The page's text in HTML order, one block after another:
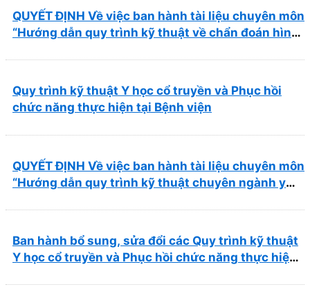
QUYẾT ĐỊNH Về việc ban hành tài liệu chuyên môn
“Hướng dẫn quy trình kỹ thuật về chẩn đoán hình
Quy trình kỹ thuật Y học cổ truyền và Phục hồi
chức năng thực hiện tại Bệnh viện
QUYẾT ĐỊNH Về việc ban hành tài liệu chuyên môn
“Hướng dẫn quy trình kỹ thuật chuyên ngành y
Ban hành bổ sung, sửa đổi các Quy trình kỹ thuật
Y học cổ truyền và Phục hồi chức năng thực hiện